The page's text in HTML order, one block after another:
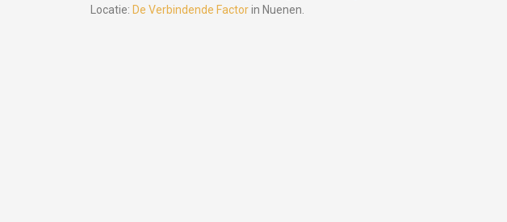
Locatie: De Verbindende Factorin Nuenen.